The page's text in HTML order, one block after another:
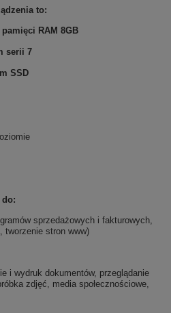
to:
pamięci RAM 8GB
serii 7
SSD
do:
sprzedażowych i fakturowych,
tworzenie stron www)
i wydruk dokumentów, przeglądanie
zdjęć, media społecznościowe,